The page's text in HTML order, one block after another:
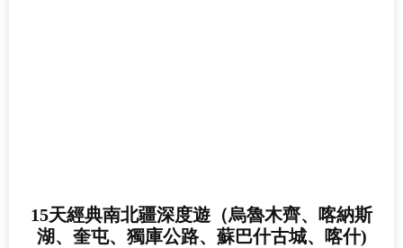
15天經典南北疆深度遊（烏魯木齊、喀納斯
湖、奎屯、獨庫公路、蘇巴什古城、喀什)